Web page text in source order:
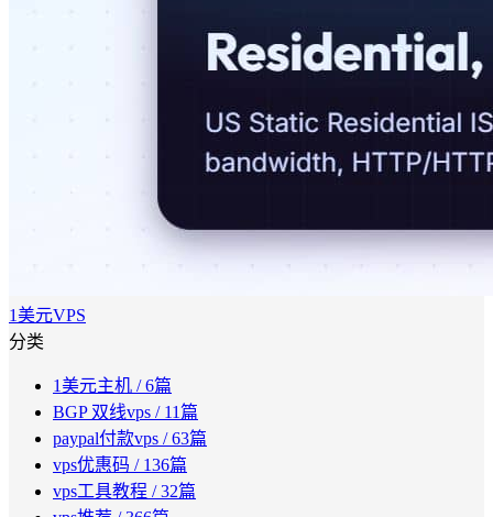
1美元VPS
分类
1美元主机 / 6篇
BGP 双线vps / 11篇
paypal付款vps / 63篇
vps优惠码 / 136篇
vps工具教程 / 32篇